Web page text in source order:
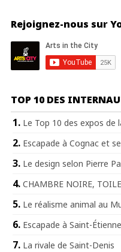
Rejoignez-nous sur
TOP 10 DES
Le Top 10 des expos de
Escapade à Cognac et
Le design selon Pierre
CHAMBRE NOIRE,
Le réalisme animal au
Escapade à Saint-Étienne
La rivale de Saint-Denis